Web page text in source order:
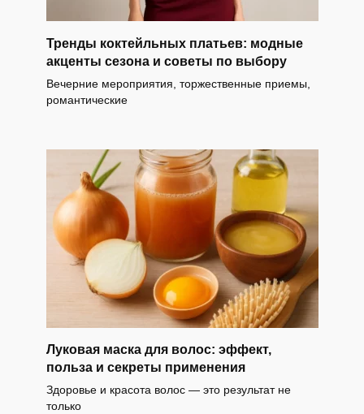
Тренды коктейльных платьев: модные
акценты сезона и советы по выбору
Вечерние мероприятия, торжественные приемы,
романтические
Луковая маска для волос: эффект,
польза и секреты применения
Здоровье и красота волос — это результат не
только